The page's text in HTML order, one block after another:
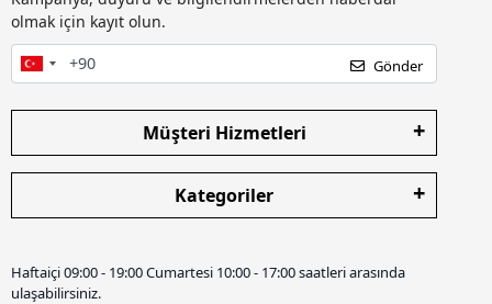
olmak için kayıt olun.
Gönder
Müşteri Hizmetleri
Kategoriler
Haftaiçi 09:00 - 19:00 Cumartesi 10:00 - 17:00 saatleri arasında
ulaşabilirsiniz.